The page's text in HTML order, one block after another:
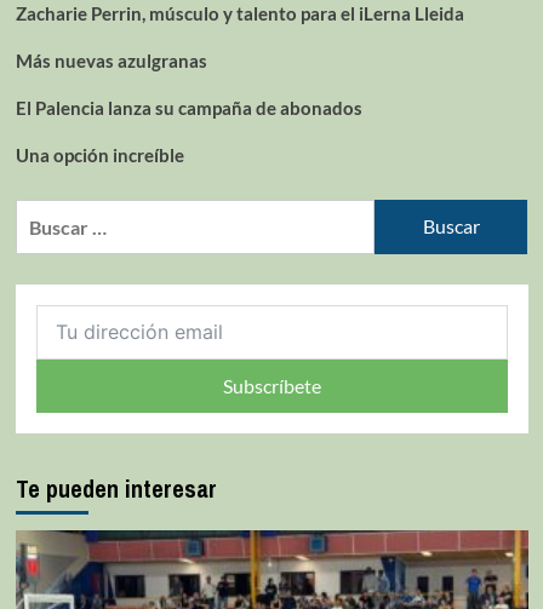
Zacharie Perrin, músculo y talento para el iLerna Lleida
Más nuevas azulgranas
El Palencia lanza su campaña de abonados
Una opción increíble
Subscríbete
Te pueden interesar